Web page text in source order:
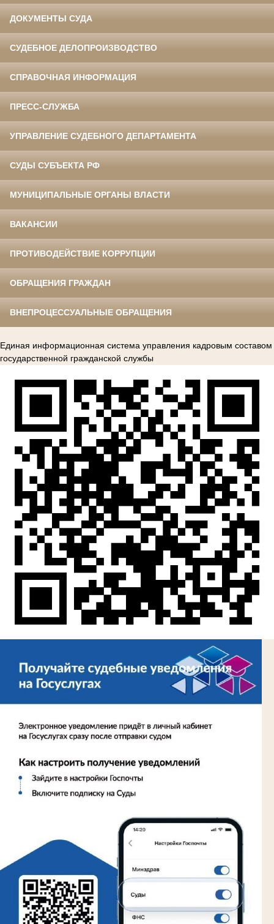
ДОКУМЕНТЫ СУДА
СУДЕБНОЕ ДЕЛОПРОИЗВОДСТВО
СПРАВОЧНАЯ ИНФОРМАЦИЯ
ПРЕСС-СЛУЖБА
УПРАВЛЕНИЕ СУДЕБНОГО ДЕПАРТАМЕНТА
СУДЫ СУБЪЕКТА РФ
МУНИЦИПАЛЬНЫЕ ОРГАНЫ ВЛАСТИ
ВАКАНСИИ
ПРОТИВОДЕЙСТВИЕ КОРРУПЦИИ
ОБРАЩЕНИЯ ГРАЖДАН
ВНЕПРОЦЕССУАЛЬНЫЕ ОБРАЩЕНИЯ
Единая информационная система управления кадровым составом
государственной гражданской службы